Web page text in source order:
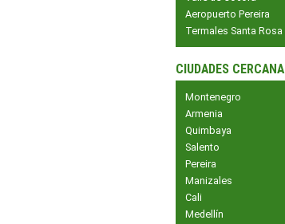
Aeropuerto Pereira
Termales Santa Rosa
CIUDADES
Montenegro
Armenia
Quimbaya
Salento
Pereira
Manizales
Cali
Medellín